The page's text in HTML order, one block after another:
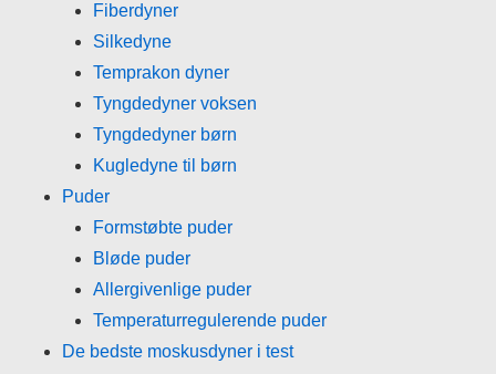
Fiberdyner
Silkedyne
Temprakon dyner
Tyngdedyner voksen
Tyngdedyner børn
Kugledyne til børn
Puder
Formstøbte puder
Bløde puder
Allergivenlige puder
Temperaturregulerende puder
De bedste moskusdyner i test